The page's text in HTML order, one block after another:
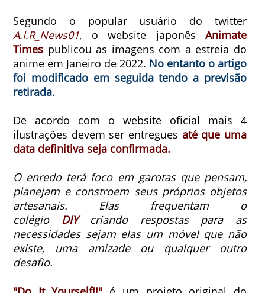
Segundo o popular usuário do twitter
A.I.R_News01, o website japonêsAnimate
Times publicou as imagens com a estreia do
anime em Janeiro de 2022. No entanto o artigo
foi modificado em seguida tendo a previsão
retirada.
De acordo com o website oficial mais 4
ilustrações devem ser entregues até que uma
data definitiva seja confirmada.
O enredo terá foco em garotas que pensam,
planejam e constroem seus próprios objetos
artesanais. Elas frequentam o
colégio DIYcriando respostas para as
necessidades sejam elas um móvel que não
existe, uma amizade ou qualquer outro
desafio.